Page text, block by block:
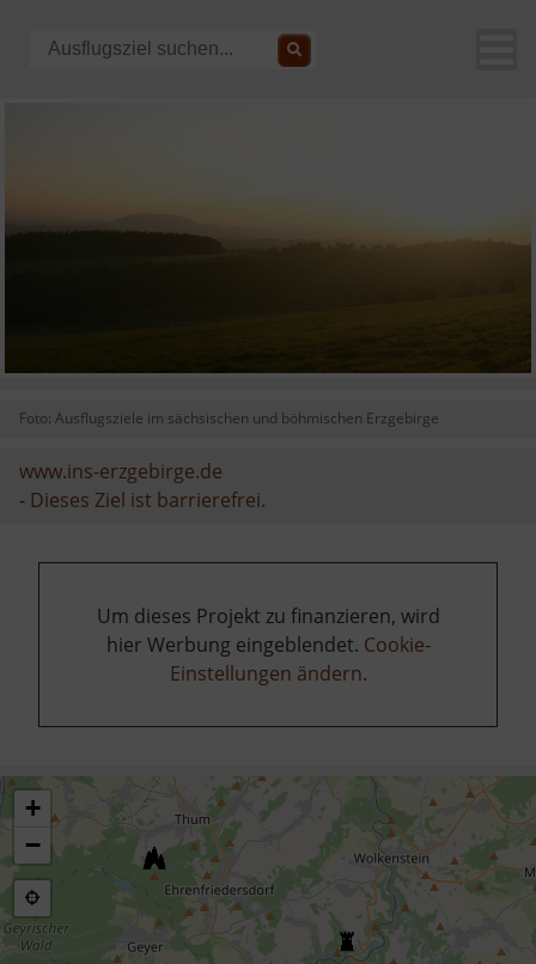
Foto: Ausflugsziele im sächsischen und böhmischen Erzgebirge
www.ins-erzgebirge.de
- Dieses Ziel ist barrierefrei.
Um dieses Projekt zu finanzieren, wird
hier Werbung eingeblendet. Cookie-
Einstellungen ändern.
+
−